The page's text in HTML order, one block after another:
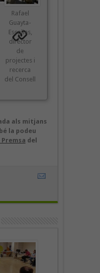
Rafael
Guayta-
Escolies,
director
de
projectes i
recerca
del Consell
als mitjans
la podeu
Premsa del